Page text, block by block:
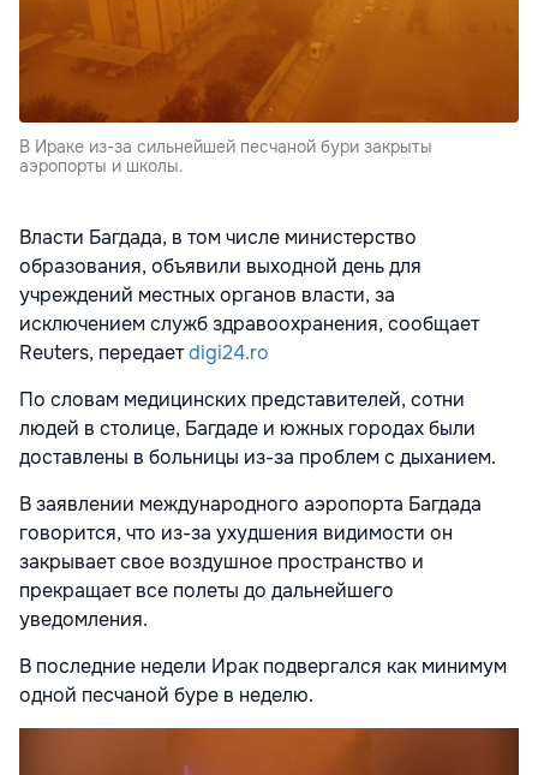
В Ираке из-за сильнейшей песчаной бури закрыты
аэропорты и школы.
Власти Багдада, в том числе министерство
образования, объявили выходной день для
учреждений местных органов власти, за
исключением служб здравоохранения, сообщает
Reuters, передаетdigi24.ro
По словам медицинских представителей, сотни
людей в столице, Багдаде и южных городах были
доставлены в больницы из-за проблем с дыханием.
В заявлении международного аэропорта Багдада
говорится, что из-за ухудшения видимости он
закрывает свое воздушное пространство и
прекращает все полеты до дальнейшего
уведомления.
В последние недели Ирак подвергался как минимум
одной песчаной буре в неделю.